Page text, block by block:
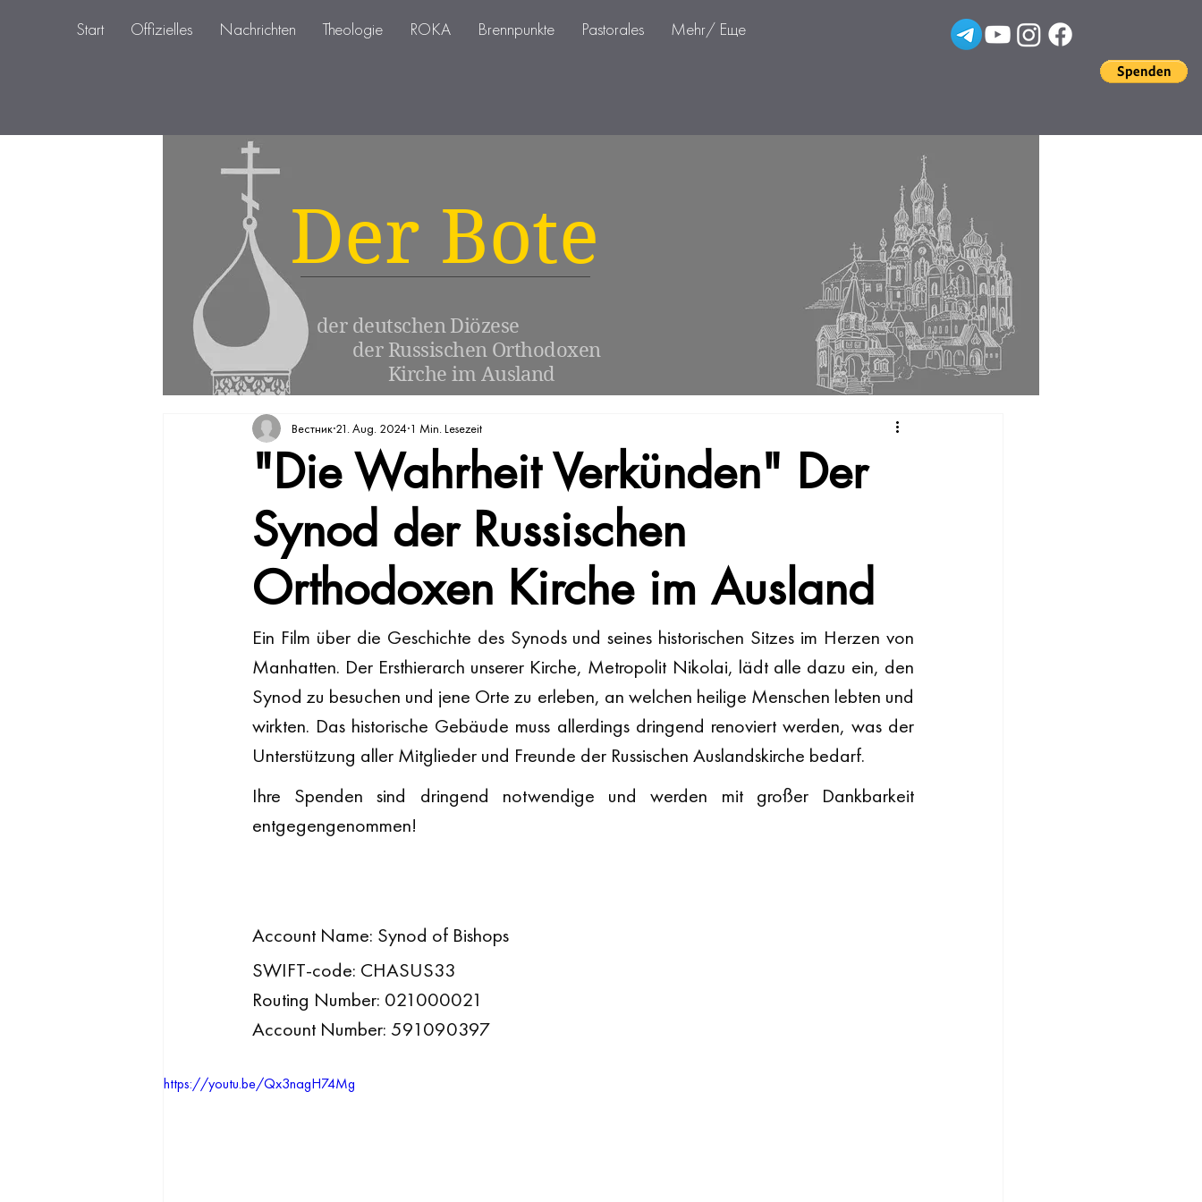
Start Offizielles Nachrichten Theologie ROKA Brennpunkte Pastorales Mehr/ Еще
Der Bote
der deutschen Diözese
der Russischen Orthodoxen
Kirche im Ausland
"Die Wahrheit Verkünden" Der
Synod der Russischen
Orthodoxen Kirche im Ausland
Вестник 21. Aug. 2024 1 Min. Lesezeit
Ein Film über die Geschichte des Synods und seines historischen Sitzes im Herzen von
Manhatten. Der Ersthierarch unserer Kirche, Metropolit Nikolai, lädt alle dazu ein, den
Synod zu besuchen und jene Orte zu erleben, an welchen heilige Menschen lebten und
wirkten. Das historische Gebäude muss allerdings dringend renoviert werden, was der
Unterstützung aller Mitglieder und Freunde der Russischen Auslandskirche bedarf.
Ihre Spenden sind dringend notwendige und werden mit großer Dankbarkeit
entgegengenommen!
Account Name: Synod of Bishops
SWIFT-code: CHASUS33
Routing Number: 021000021
Account Number: 591090397
https://youtu.be/Qx3nagH74Mg